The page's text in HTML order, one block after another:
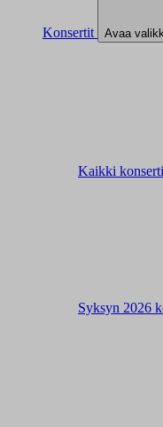
Konsertit Avaa
Kaikki
Syksyn 2026